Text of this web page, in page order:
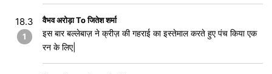
18.3
1
वैभव अरोड़ा To जितेश शर्मा
इस बार बल्लेबाज़ ने क्रीज़ की गहराई का इस्तेमाल करते हुए पंच किया एक
रन के लिए|